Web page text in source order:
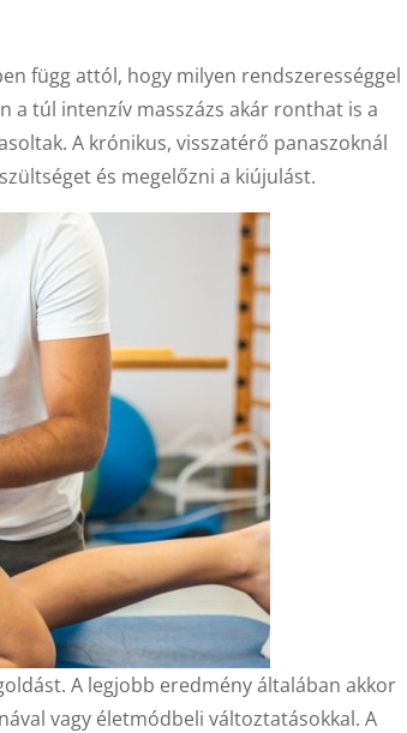
függ attól, hogy milyen rendszerességgel
a túl intenzív masszázs akár ronthat is a
A krónikus, visszatérő panaszoknál
és megelőzni a kiújulást.
A legjobb eredmény általában akkor
vagy életmódbeli változtatásokkal. A